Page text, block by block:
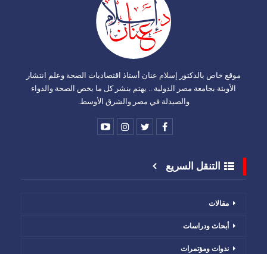
موقع خاص بالدكتور إسلام عنان أستاذ اقتصاديات الصحة وعلم انتشار
الأوبئة بجامعة مصر الدولية .. يهتم بنشر كل ما يخص الصحة والدواء
والصيدلة في مصر والشرق الأوسط.
التنقل السريع
مقالات
أبحاث ودراسات
ندوات ومؤتمرات